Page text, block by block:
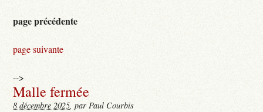
page précédente
page suivante
-->
Malle fermée
8 décembre 2025, par Paul Courbis